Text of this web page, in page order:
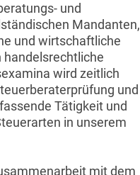
und
Mandanten,
und wirtschaftliche
wird zeitlich
und
Tätigkeit und
in unserem
mit dem